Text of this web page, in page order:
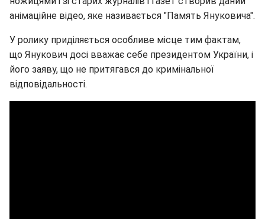
анімаційне відео, яке називається "Память Януковича".
У ролику приділяється особливе місце тим фактам,
що Янукович досі вважає себе президентом України, і
його заяву, що не притягався до кримінальної
відповідальності.